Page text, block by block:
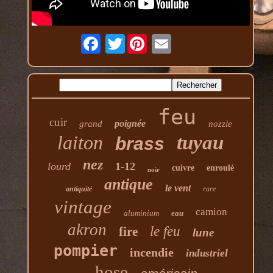
Twitter
cuir grand poignée feu nozzle
laiton brass tuyau
lourd nez 1-12 noir cuivre enroulé
antiquité antique le vent rare
vintage aluminium eau camion
akron fire le feu lune
pompier incendie industriel